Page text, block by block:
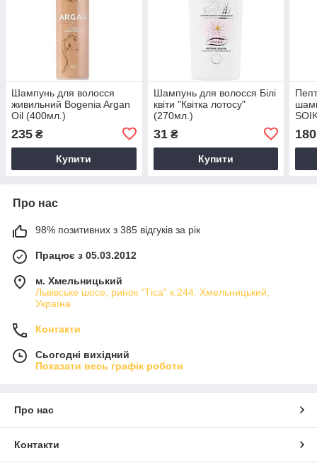
Шампунь для волосся
живильний Bogenia Argan
Oil (400мл.)
235 ₴
Купити
Шампунь для волосся Білі
квіти "Квітка лотосу"
(270мл.)
31₴
Купити
180
Про нас
98% позитивних з 385 відгуків за рік
Працює з 05.03.2012
м. Хмельницький
Львівське шосе, ринок "Тіса" к.244, Хмельницький,
Україна
Контакти
Сьогодні вихідний
Показати весь графік роботи
Про нас
Контакти